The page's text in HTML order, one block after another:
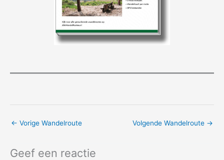
← Vorige Wandelroute Volgende Wandelroute →
Geef een reactie